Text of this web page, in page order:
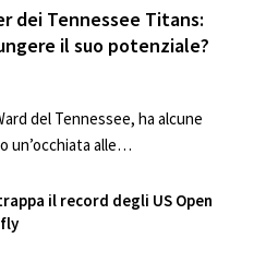
dei Tennessee Titans:
il suo potenziale?
del Tennessee, ha alcune
un’occhiata alle…
il record degli US Open